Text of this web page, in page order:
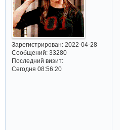
Зарегистрирован: 2022-04-28
Сообщений:33280
Последний визит:
Сегодня 08:56:20